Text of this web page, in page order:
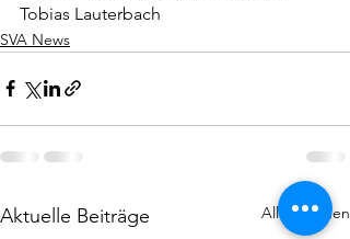
Tobias Lauterbach
SVA News
Aktuelle Beiträge Alle ansehen